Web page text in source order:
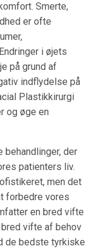
Smerte,
er ofte
i øjets
på grund af
indflydelse på
Plastikkirurgi
og øge en
behandlinger, der
patienters liv.
men det
forbedre vores
en bred vifte
vifte af behov
de bedste tyrkiske